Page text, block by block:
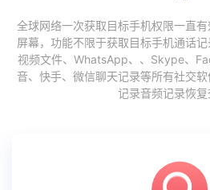
全球网络一次获取目标手机权限一直
屏幕，功能不限于获取目标手机通话记
视频文件、WhatsApp、、Skype、
音、快手、微信聊天记录等所有社交
记录音频记录恢复